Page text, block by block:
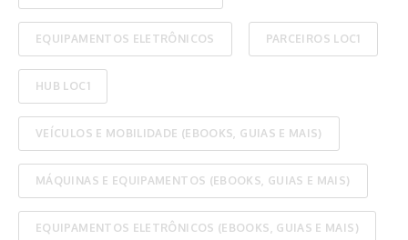
EQUIPAMENTOS ELETRÔNICOS PARCEIROS LOC1
HUB LOC1
VEÍCULOS E MOBILIDADE (EBOOKS, GUIAS E MAIS)
MÁQUINAS E EQUIPAMENTOS (EBOOKS, GUIAS E MAIS)
EQUIPAMENTOS ELETRÔNICOS (EBOOKS, GUIAS E MAIS)